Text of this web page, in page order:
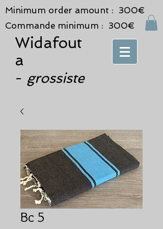
Minimum order amount : 300€
Commande minimum : 300€
Widafout
a
- grossiste
Bc 5